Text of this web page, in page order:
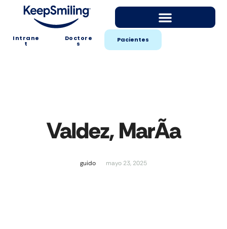
Intrane
t
Doctore
s Pacientes
Valdez, MarÃ­a
guido mayo 23, 2025